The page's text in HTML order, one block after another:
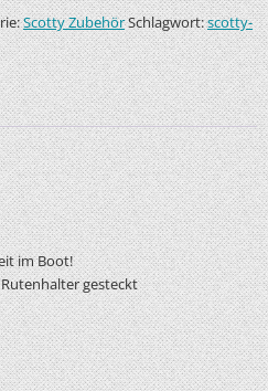
Scotty ZubehörSchlagwort:scotty-
im Boot!
gesteckt